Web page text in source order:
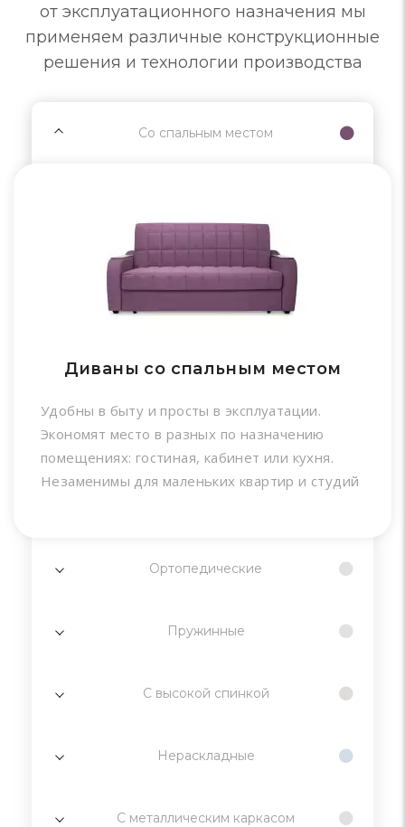
от эксплуатационного назначения мы
применяем различные конструкционные
решения и технологии производства
Со спальным местом
Диваны со спальным местом
Удобны в быту и просты в эксплуатации.
Экономят место в разных по назначению
помещениях: гостиная, кабинет или кухня.
Незаменимы для маленьких квартир и студий
Ортопедические
Пружинные
С высокой спинкой
Нераскладные
С металлическим каркасом